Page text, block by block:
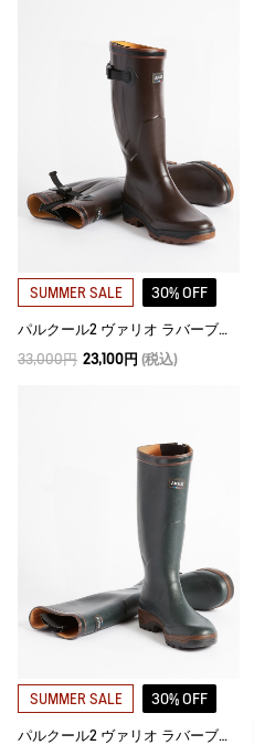
SUMMER SALE 30% OFF
パルクール2 ヴァリオ ラバーブーツ
33,000円 23,100円 (税込)
SUMMER SALE 30% OFF
パルクール2 ヴァリオ ラバーブーツ